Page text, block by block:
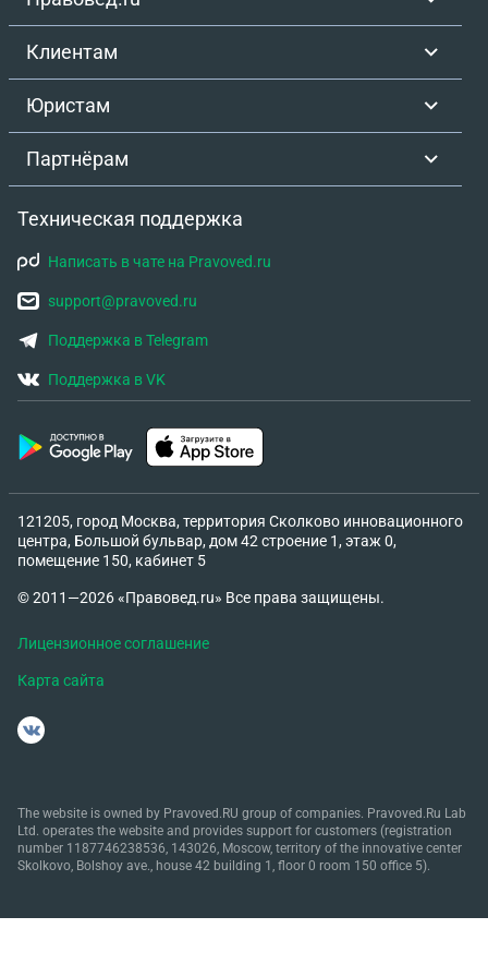
Клиентам
Юристам
Партнёрам
Техническая поддержка
Написать в чате на Pravoved.ru
support@pravoved.ru
Поддержка в Telegram
Поддержка в VK
121205, город Москва, территория Сколково инновационного
центра, Большой бульвар, дом 42 строение 1, этаж 0,
помещение 150, кабинет 5
© 2011—2026 «Правовед.ru» Все права защищены.
Лицензионное соглашение
Карта сайта
The website is owned by Pravoved.RU group of companies. Pravoved.Ru Lab
Ltd. operates the website and provides support for customers (registration
number 1187746238536, 143026, Moscow, territory of the innovative center
Skolkovo, Bolshoy ave., house 42 building 1, floor 0 room 150 office 5).